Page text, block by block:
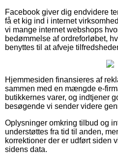
Facebook giver dig endvidere
få et kig ind i internet
vi mange internet webshops
bedømmelse af ordreforløbet,
benyttes til at afveje
Hjemmesiden finansieres af
sammen med en mængde e-
butikkernes varer, og indtjener
besøgende vi sender videre
Oplysninger omkring tilbud og
understøttes fra tid til anden,
korrektioner der er udført siden
sidens data.